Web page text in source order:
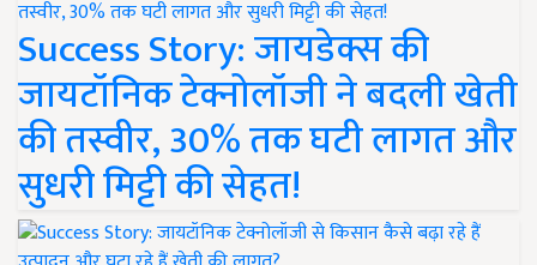
Success Story: जायडेक्स की
जायटॉनिक टेक्नोलॉजी ने बदली खेती
की तस्वीर, 30% तक घटी लागत और
सुधरी मिट्टी की सेहत!